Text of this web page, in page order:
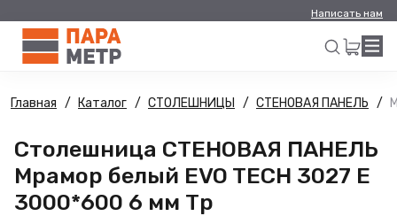
Написать нам
Искать
Главная Каталог СТОЛЕШНИЦЫ СТЕНОВАЯ ПАНЕЛЬ
Столешница СТЕНОВАЯ ПАНЕЛЬ
Мрамор белый EVO TECH 3027 E
3000*600 6 мм Тр